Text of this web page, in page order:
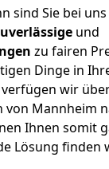
sind Sie bei
und
zu fairen
Dinge in
wir
Mannheim
Ihnen somit
Lösung finden